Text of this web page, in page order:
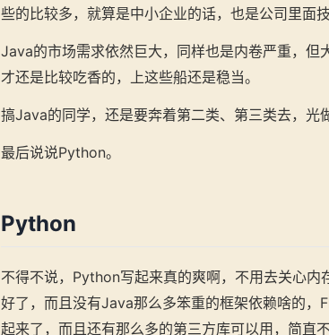
些的比较多，就算是中小企业的话，也是公司里面
Java的市场需求依然巨大，同样也是内卷严重，但
才还是比较吃香的，上这些船还是稳当。
搞Java的同学，还是要奔着第二类、第三类去，光
最后说说Python。
Python
不得不说，Python写起来真的爽啊，不用去关心
好了，而且没有Java那么多笨重的框架依赖啥的
起来了，而且还有那么多的第三方库可以用，简